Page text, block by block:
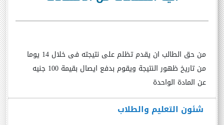
شئون التعليم والطلاب
من حق الطالب ان يقدم تظلم على نتيجته فى خلال 14 يوما
من تاريخ ظهور النتيجة ويقوم بدفع ايصال بقيمة 100 جنيه
عن المادة الواحدة